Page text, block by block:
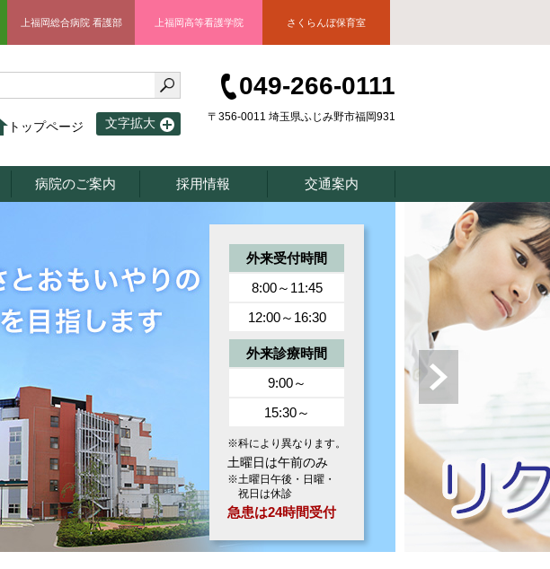
上福岡総合病院 看護部 上福岡高等看護学院 さくらんぼ保育室
トップページ 文字拡大
049-266-0111
〒356-0011 埼玉県ふじみ野市福岡931
病院のご案内 採用情報 交通案内
外来受付時間
8:00～11:45
12:00～16:30
外来診療時間
9:00～
15:30～
※科により異なります。
土曜日は午前のみ
※土曜日午後・日曜・
祝日は休診
急患は24時間受付